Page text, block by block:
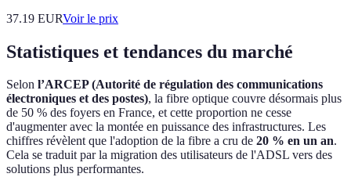
37.19 EURVoir le prix
Statistiques et tendances du marché
Selon l’ARCEP (Autorité de régulation des communications
électroniques et des postes), la fibre optique couvre désormais plus
de 50 % des foyers en France, et cette proportion ne cesse
d'augmenter avec la montée en puissance des infrastructures. Les
chiffres révèlent que l'adoption de la fibre a cru de 20 % en un an.
Cela se traduit par la migration des utilisateurs de l'ADSL vers des
solutions plus performantes.